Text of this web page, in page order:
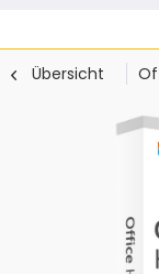
Übersicht